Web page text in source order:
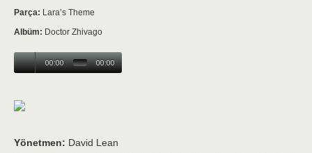
Parça: Lara’s Theme
Albüm: Doctor Zhivago
00:00 00:00
Yönetmen: David Lean